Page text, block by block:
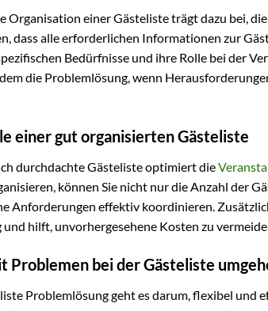
Organisation einer Gästeliste trägt dazu bei,
dass alle erforderlichen Informationen zur
Bedürfnisse und ihre Rolle bei der
die Problemlösung, wenn
einer gut organisierten Gästeliste
durchdachte Gästeliste optimiert die
können Sie nicht nur die Anzahl der
Anforderungen effektiv koordinieren.
hilft, unvorhergesehene Kosten zu
Problemen bei der Gästeliste
Problemlösung geht es darum, flexibel